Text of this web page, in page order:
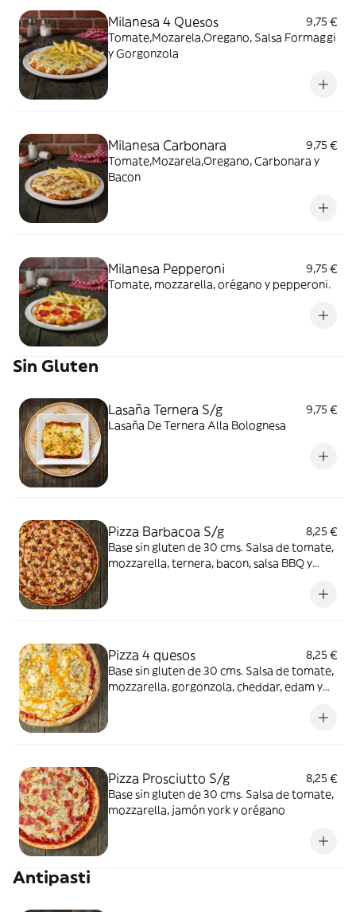
Milanesa 4 Quesos
9,75 €
Tomate,Mozarela,Oregano, Salsa Formaggi
y Gorgonzola
Milanesa Carbonara
9,75 €
Tomate,Mozarela,Oregano, Carbonara y
Bacon
Milanesa Pepperoni
9,75 €
Tomate, mozzarella, orégano y pepperoni.
Sin Gluten
Lasaña Ternera S/g
9,75 €
Lasaña De Ternera Alla Bolognesa
Pizza Barbacoa S/g
8,25 €
Base sin gluten de 30 cms. Salsa de tomate,
mozzarella, ternera, bacon, salsa BBQ y
Pizza 4 quesos
8,25 €
Base sin gluten de 30 cms. Salsa de tomate,
mozzarella, gorgonzola, cheddar, edam y
Pizza Prosciutto S/g
8,25 €
Base sin gluten de 30 cms. Salsa de tomate,
mozzarella, jamón york y orégano
Antipasti